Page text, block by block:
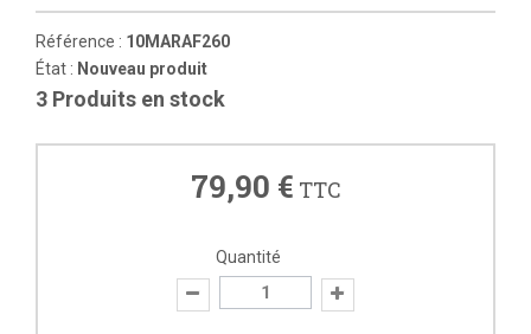
Référence : 10MARAF260
État : Nouveau produit
3 Produits en stock
79,90 € TTC
Quantité